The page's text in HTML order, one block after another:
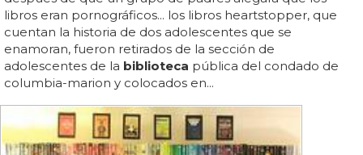
libros eran pornográficos... los libros heartstopper, que
cuentan la historia de dos adolescentes que se
enamoran, fueron retirados de la sección de
adolescentes de la biblioteca pública del condado de
columbia-marion y colocados en...